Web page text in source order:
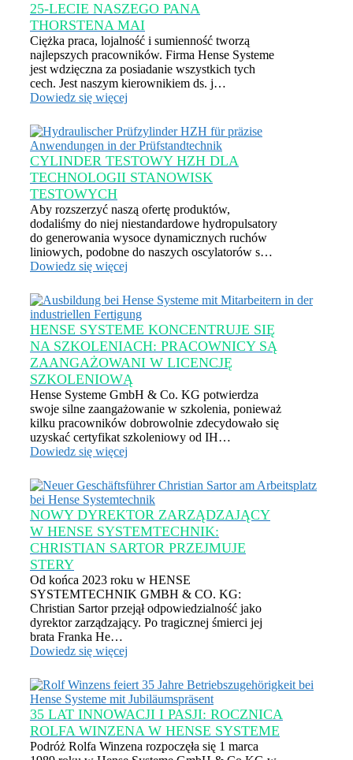
25-LECIE NASZEGO PANA
THORSTENA MAI
Ciężka praca, lojalność i sumienność tworzą
najlepszych pracowników. Firma Hense Systeme
jest wdzięczna za posiadanie wszystkich tych
cech. Jest naszym kierownikiem ds. j…
Dowiedz się więcej
CYLINDER TESTOWY HZH DLA
TECHNOLOGII STANOWISK
TESTOWYCH
Aby rozszerzyć naszą ofertę produktów,
dodaliśmy do niej niestandardowe hydropulsatory
do generowania wysoce dynamicznych ruchów
liniowych, podobne do naszych oscylatorów s…
Dowiedz się więcej
HENSE SYSTEME KONCENTRUJE SIĘ
NA SZKOLENIACH: PRACOWNICY SĄ
ZAANGAŻOWANI W LICENCJĘ
SZKOLENIOWĄ
Hense Systeme GmbH & Co. KG potwierdza
swoje silne zaangażowanie w szkolenia, ponieważ
kilku pracowników dobrowolnie zdecydowało się
uzyskać certyfikat szkoleniowy od IH…
Dowiedz się więcej
NOWY DYREKTOR ZARZĄDZAJĄCY
W HENSE SYSTEMTECHNIK:
CHRISTIAN SARTOR PRZEJMUJE
STERY
Od końca 2023 roku w HENSE
SYSTEMTECHNIK GMBH & CO. KG:
Christian Sartor przejął odpowiedzialność jako
dyrektor zarządzający. Po tragicznej śmierci jej
brata Franka He…
Dowiedz się więcej
35 LAT INNOWACJI I PASJI: ROCZNICA
ROLFA WINZENA W HENSE SYSTEME
Podróż Rolfa Winzena rozpoczęła się 1 marca